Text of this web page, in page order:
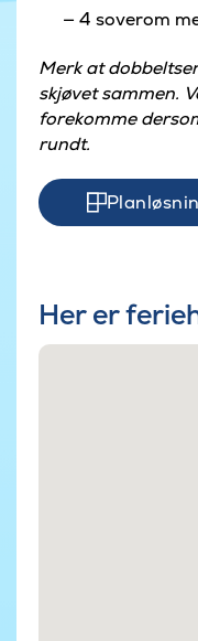
4 soverom
Merk at
skjøvet sammen.
forekomme
rundt.
Her er